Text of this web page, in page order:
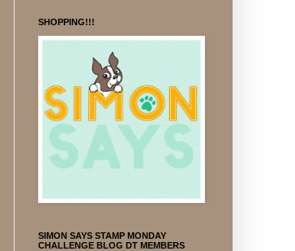
SHOPPING!!!
SIMON SAYS STAMP MONDAY
CHALLENGE BLOG DT MEMBERS